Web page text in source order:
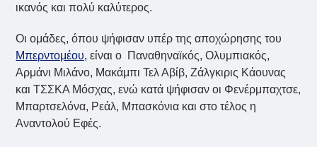
ικανός και πολύ καλύτερος.
Οι ομάδες, όπου ψήφισαν υπέρ της αποχώρησης του
Μπερντομέου, είναι ο Παναθηναϊκός, Ολυμπιακός,
Αρμάνι Μιλάνο, Μακάμπι Τελ Αβίβ, Ζάλγκιρις Κάουνας
και ΤΣΣΚΑ Μόσχας, ενώ κατά ψήφισαν οι Φενέρμπαχτσε,
Μπαρτσελόνα, Ρεάλ, Μπασκόνια και στο τέλος η
Αναντολού Εφές.